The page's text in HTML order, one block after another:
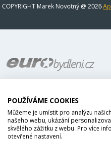
COPYRIGHT Marek Novotný @ 2026
POUŽÍVÁME COOKIES
Můžeme je umístit pro analýzu
našeho webu, ukázání
skvělého zážitku z webu. Pro více
otevřené nastavení.